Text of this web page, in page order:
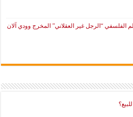
الفلسفي “الرجل غير العقلاني” المخرج وودي آلان